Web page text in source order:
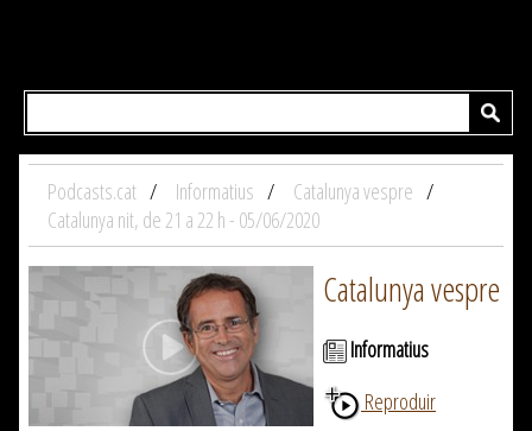
Podcasts.cat Informatius
Catalunya vespre
Catalunya nit, de 21 a 22 h - 05/06/2020
Catalunya vespre
Informatius
Reproduir